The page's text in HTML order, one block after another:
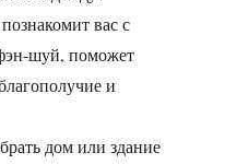
вас с
шуй, поможет
и
дом или здание